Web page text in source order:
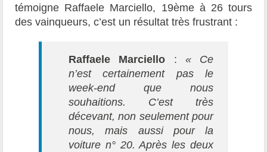
témoigne Raffaele Marciello, 19ème à 26 tours
des vainqueurs, c’est un résultat très frustrant :
Raffaele Marciello : « Ce
n’est certainement pas le
week-end que nous
souhaitions. C’est très
décevant, non seulement pour
nous, mais aussi pour la
voiture n° 20. Après les deux